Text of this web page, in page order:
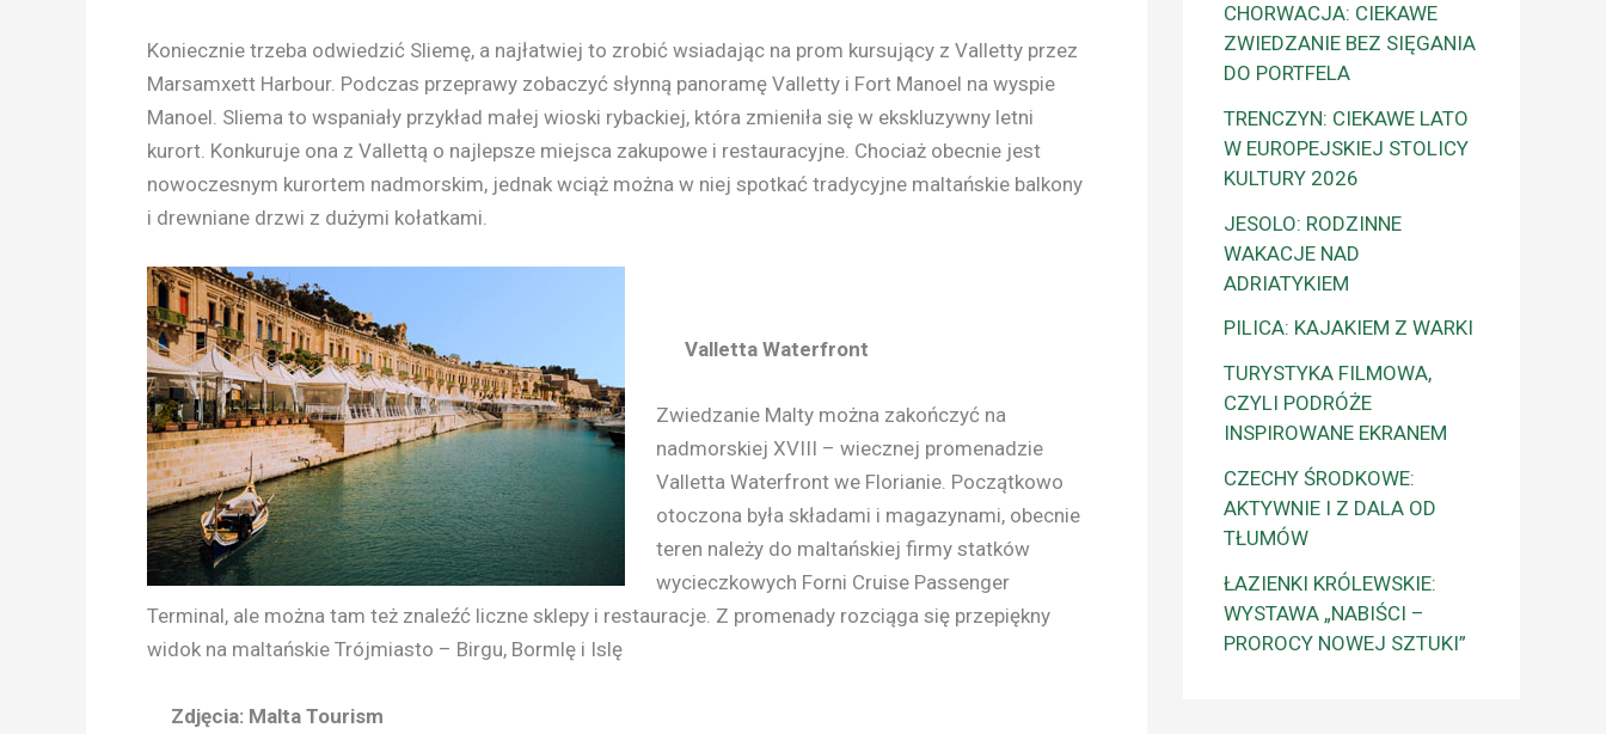
Koniecznie trzeba odwiedzić Sliemę, a najłatwiej to zrobić wsiadając na prom kursujący z Valletty przez
Marsamxett Harbour. Podczas przeprawy zobaczyć słynną panoramę Valletty i Fort Manoel na wyspie
Manoel. Sliema to wspaniały przykład małej wioski rybackiej, która zmieniła się w ekskluzywny letni
kurort. Konkuruje ona z Vallettą o najlepsze miejsca zakupowe i restauracyjne. Chociaż obecnie jest
nowoczesnym kurortem nadmorskim, jednak wciąż można w niej spotkać tradycyjne maltańskie balkony
i drewniane drzwi z dużymi kołatkami.
Valletta Waterfront
Zwiedzanie Malty można zakończyć na
nadmorskiej XVIII – wiecznej promenadzie
Valletta Waterfront we Florianie. Początkowo
otoczona była składami i magazynami, obecnie
teren należy do maltańskiej firmy statków
wycieczkowych Forni Cruise Passenger
Terminal, ale można tam też znaleźć liczne sklepy i restauracje. Z promenady rozciąga się przepiękny
widok na maltańskie Trójmiasto – Birgu, Bormlę i Islę
Zdjęcia: Malta Tourism
CHORWACJA: CIEKAWE
ZWIEDZANIE BEZ SIĘGANIA
DO PORTFELA
TRENCZYN: CIEKAWE LATO
W EUROPEJSKIEJ STOLICY
KULTURY 2026
JESOLO: RODZINNE
WAKACJE NAD
ADRIATYKIEM
PILICA: KAJAKIEM Z WARKI
TURYSTYKA FILMOWA,
CZYLI PODRÓŻE
INSPIROWANE EKRANEM
CZECHY ŚRODKOWE:
AKTYWNIE I Z DALA OD
TŁUMÓW
ŁAZIENKI KRÓLEWSKIE:
WYSTAWA „NABIŚCI –
PROROCY NOWEJ SZTUKI”